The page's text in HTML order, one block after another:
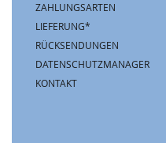
ZAHLUNGSARTEN
LIEFERUNG*
RÜCKSENDUNGEN
DATENSCHUTZMANAGER
KONTAKT